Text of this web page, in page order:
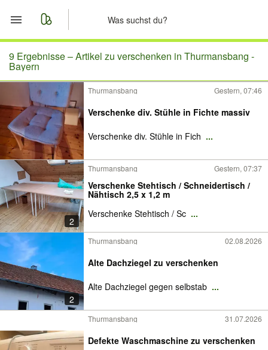
Start
Merkliste
Nachrichten
Anzeige aufgeben
9 Ergebnisse –Artikel zu verschenken in Thurmansbang -
Bayern
Thurmansbang Gestern, 07:46
Verschenke div. Stühle in Fichte massiv
Verschenke div. Stühle in Fich ...
2
Thurmansbang Gestern, 07:37
Verschenke Stehtisch / Schneidertisch /
Nähtisch 2,5 x 1,2 m
Verschenke Stehtisch / Sc ...
2
Thurmansbang 02.08.2026
Alte Dachziegel zu verschenken
Alte Dachziegel gegen selbstab ...
Thurmansbang 31.07.2026
Defekte Waschmaschine zu verschenken